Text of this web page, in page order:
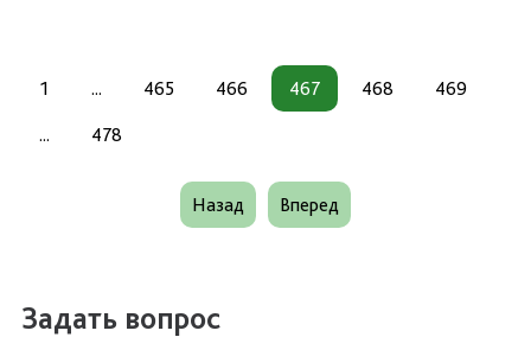
1 ... 465 466 467 468 469
... 478
Назад Вперед
Задать вопрос